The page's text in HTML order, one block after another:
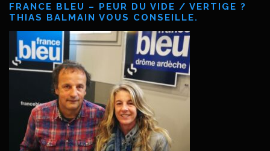
FRANCE BLEU – PEUR DU VIDE / VERTIGE ?
THIAS BALMAIN VOUS CONSEILLE.